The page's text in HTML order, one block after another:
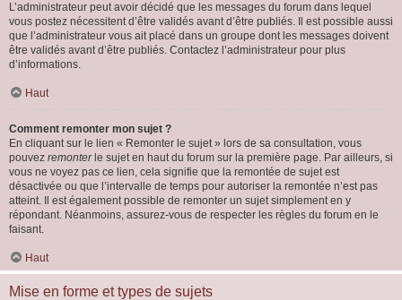
L’administrateur peut avoir décidé que les messages du forum dans lequel
vous postez nécessitent d’être validés avant d’être publiés. Il est possible aussi
que l’administrateur vous ait placé dans un groupe dont les messages doivent
être validés avant d’être publiés. Contactez l’administrateur pour plus
d’informations.
Haut
Comment remonter mon sujet ?
En cliquant sur le lien « Remonter le sujet » lors de sa consultation, vous
pouvez remonterle sujet en haut du forum sur la première page. Par ailleurs, si
vous ne voyez pas ce lien, cela signifie que la remontée de sujet est
désactivée ou que l’intervalle de temps pour autoriser la remontée n’est pas
atteint. Il est également possible de remonter un sujet simplement en y
répondant. Néanmoins, assurez-vous de respecter les règles du forum en le
faisant.
Haut
Mise en forme et types de sujets